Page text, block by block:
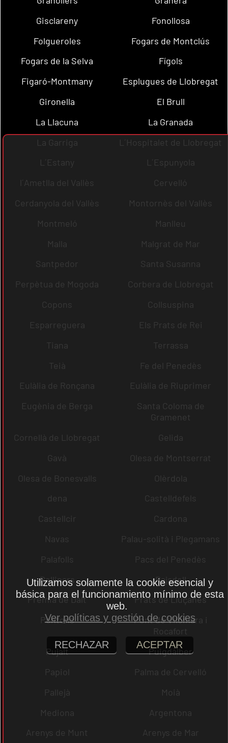
Gisclareny
Fonollosa
Folgueroles
Fogars de Montclús
Fogars de la Selva
Fígols
Figaró-Montmany
Esplugues de Llobregat
Gironella
El Brull
La Llacuna
La Granada
La Garriga
L´Hospitalet de Llobregat
L´Estany
L´Espunyola
l´Ametlla del Vallès
Cervelló
Cerdanyola del Vallès
Montornès del Vallès
Montmeló
Manlleu
Malla
Malgrat de Mar
Santpedor
Santa Susanna
Perpètua de Mogoda
Corbera de Llobregat
Copons
Collsuspina
Esparreguera
Els Prats de Rei
Tiana
Terrassa
Teià
Fe del Penedès
Eulàlia de Ronçana
Eulàlia de Riuprimer
Eugènia de Berga
Santa Coloma de
Gramenet
Cornellà de Llobregat
Gelida
Gavà
Olesa de Montserrat
Olesa de Bonesvalls
Olèrdola
dena
Castelldefels
Castellcir
Cardona
Navas
Palau-solità i Plegamans
Palafolls
Pacs del Penedès
Rellinars
Rajadell
Premià de Dalt
Prats de Lluçanès
Pontons
Pont de Vilomara i
Rocafort
Pujalt
Puigdàlber
Papiol
Palma de Cervelló
Pallejà
Moià
Mediona
Argentona
Arenys de Munt
Arenys de Mar
Utilizamos solamente la cookie esencial y
básica para el funcionamiento mínimo de esta
web.
Ver políticas y gestión de cookies
RECHAZAR ACEPTAR